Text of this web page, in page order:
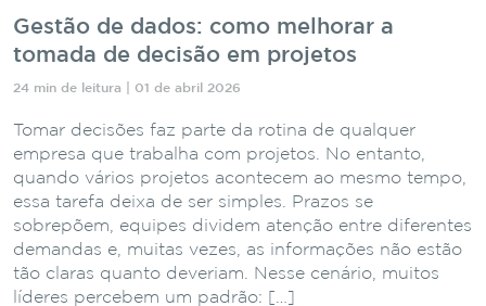
Gestão de dados: como melhorar a
tomada de decisão em projetos
24 min de leitura | 01 de abril 2026
Tomar decisões faz parte da rotina de qualquer
empresa que trabalha com projetos. No entanto,
quando vários projetos acontecem ao mesmo tempo,
essa tarefa deixa de ser simples. Prazos se
sobrepõem, equipes dividem atenção entre diferentes
demandas e, muitas vezes, as informações não estão
tão claras quanto deveriam. Nesse cenário, muitos
líderes percebem um padrão: […]